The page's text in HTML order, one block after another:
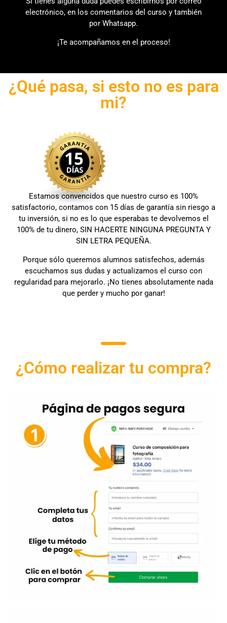
electrónico, en los comentarios del curso y también
por Whatsapp.
¡Te acompañamos en el proceso!
¿Qué pasa, si esto no es para
mi?
Estamos convencidos que nuestro curso es 100%
satisfactorio, contamos con 15 días de garantía sin riesgo a
tu inversión, si no es lo que esperabas te devolvemos el
100% de tu dinero, SIN HACERTE NINGUNA PREGUNTA Y
SIN LETRA PEQUEÑA.
Porque sólo queremos alumnos satisfechos, además
escuchamos sus dudas y actualizamos el curso con
regularidad para mejorarlo. ¡No tienes absolutamente nada
que perder y mucho por ganar!
¿Cómo realizar tu compra?